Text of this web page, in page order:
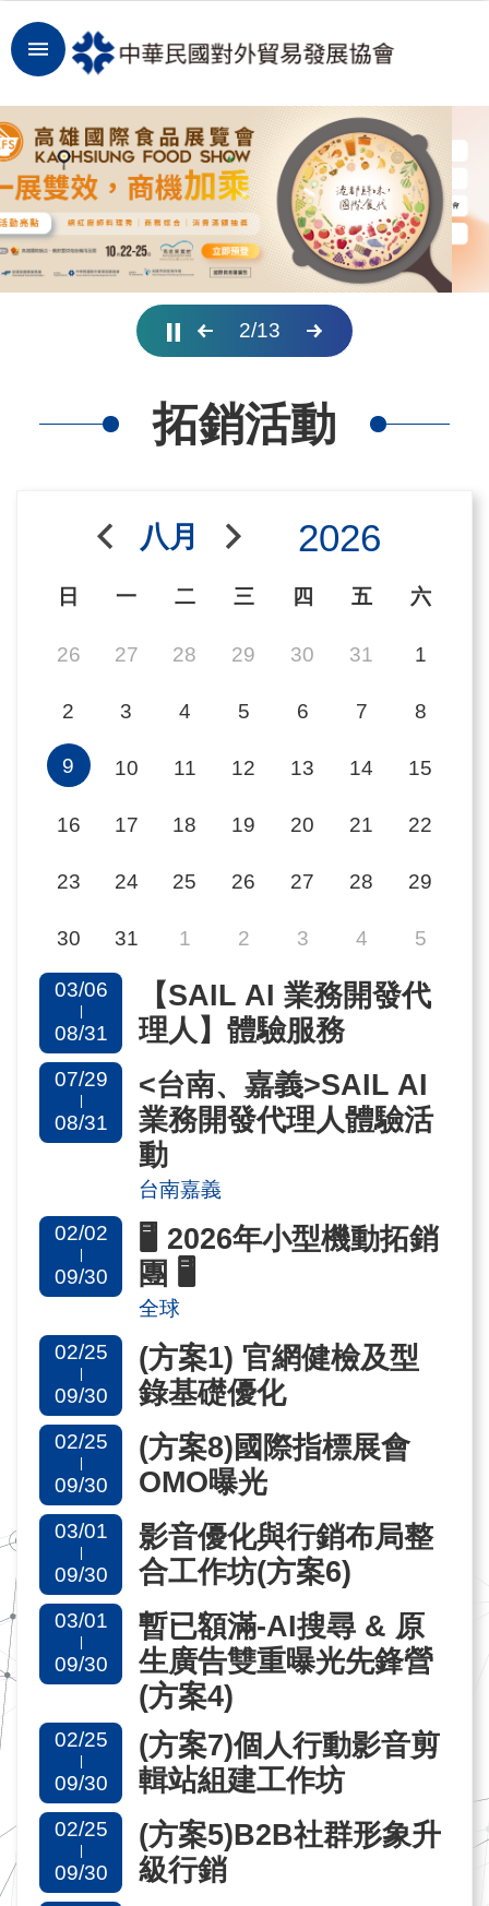
跳到主要內容區塊
登
入
開
拓
商
機
(TAITRA
INDEX)
站
導
覽
EN
2/13
拓銷活動
八月 2026
日 一 二 三 四 五 六
26 27 28 29 30 31 1
2 3 4 5 6 7 8
9 10 11 12 13 14 15
16 17 18 19 20 21 22
23 24 25 26 27 28 29
30 31 1 2 3 4 5
03/06
08/31
【SAIL AI 業務開發代
理人】體驗服務
07/29
08/31
<台南、嘉義>SAIL AI
業務開發代理人體驗活
動
台南嘉義
02/02
09/30
🖥️ 2026年小型機動拓銷
團 🖥️
全球
02/25
09/30
(方案1) 官網健檢及型
錄基礎優化
02/25
09/30
(方案8)國際指標展會
OMO曝光
03/01
09/30
影音優化與行銷布局整
合工作坊(方案6)
03/01
09/30
暫已額滿-AI搜尋 & 原
生廣告雙重曝光先鋒營
(方案4)
02/25
09/30
(方案7)個人行動影音剪
輯站組建工作坊
02/25
09/30
(方案5)B2B社群形象升
級行銷